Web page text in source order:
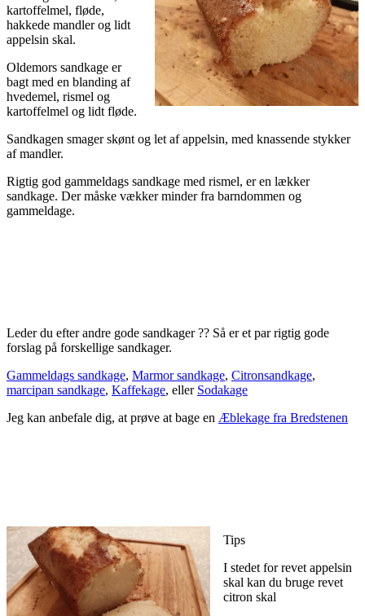
kartoffelmel, fløde,
hakkede mandler og lidt
appelsin skal.
Oldemors sandkage er
bagt med en blanding af
hvedemel, rismel og
kartoffelmel og lidt fløde.
Sandkagen smager skønt og let af appelsin, med knassende stykker
af mandler.
Rigtig god gammeldags sandkage med rismel, er en lækker
sandkage. Der måske vækker minder fra barndommen og
gammeldage.
Leder du efter andre gode sandkager ?? Så er et par rigtig gode
forslag på forskellige sandkager.
Gammeldags sandkage, Marmor sandkage, Citronsandkage,
marcipan sandkage, Kaffekage, eller Sodakage
Jeg kan anbefale dig, at prøve at bage en Æblekage fra Bredstenen
Tips
I stedet for revet appelsin
skal kan du bruge revet
citron skal